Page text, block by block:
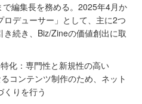
編集長を務める。2025年4月か
ロデューサー」として、主に2つ
き続き、Biz/Zineの価値創出に取
化：専門性と新規性の高い
コンテンツ制作のため、ネット
くりを行う